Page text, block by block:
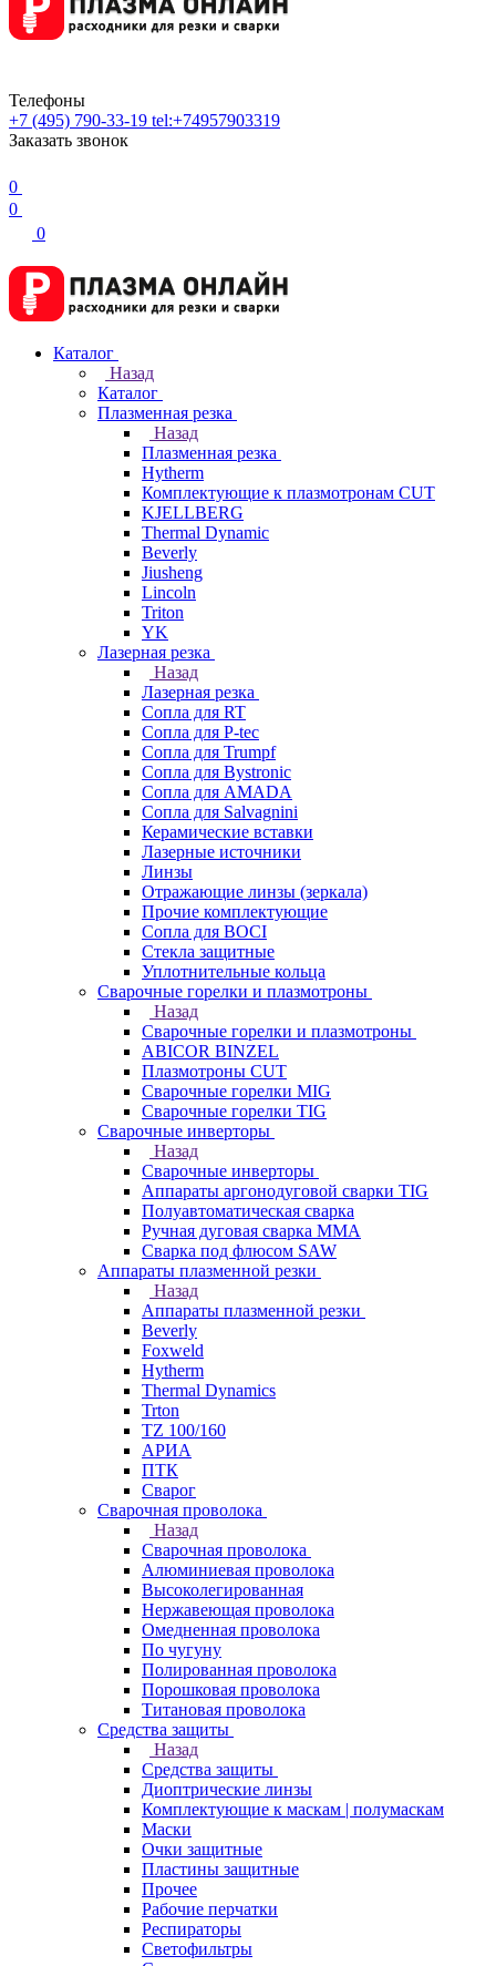
Телефоны
+7 (495) 790-33-19 tel:+74957903319
Заказать звонок
0
0
0
Каталог
Назад
Каталог
Плазменная резка
Назад
Плазменная резка
Hytherm
Комплектующие к плазмотронам CUT
KJELLBERG
Thermal Dynamic
Beverly
Jiusheng
Lincoln
Triton
YK
Лазерная резка
Назад
Лазерная резка
Сопла для RT
Сопла для P-tec
Сопла для Trumpf
Сопла для Bystronic
Сопла для AMADA
Сопла для Salvagnini
Керамические вставки
Лазерные источники
Линзы
Отражающие линзы (зеркала)
Прочие комплектующие
Сопла для BOCI
Стекла защитные
Уплотнительные кольца
Сварочные горелки и плазмотроны
Назад
Сварочные горелки и плазмотроны
ABICOR BINZEL
Плазмотроны CUT
Сварочные горелки MIG
Сварочные горелки TIG
Сварочные инверторы
Назад
Сварочные инверторы
Аппараты аргонодуговой сварки TIG
Полуавтоматическая сварка
Ручная дуговая сварка MMA
Сварка под флюсом SAW
Аппараты плазменной резки
Назад
Аппараты плазменной резки
Beverly
Foxweld
Hytherm
Thermal Dynamics
Trton
TZ 100/160
АРИА
ПТК
Сварог
Сварочная проволока
Назад
Сварочная проволока
Алюминиевая проволока
Высоколегированная
Нержавеющая проволока
Омедненная проволока
По чугуну
Полированная проволока
Порошковая проволока
Титановая проволока
Средства защиты
Назад
Средства защиты
Диоптрические линзы
Комплектующие к маскам | полумаскам
Маски
Очки защитные
Пластины защитные
Прочее
Рабочие перчатки
Респираторы
Светофильтры